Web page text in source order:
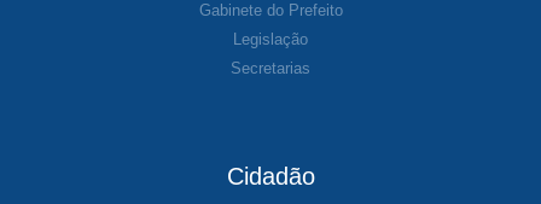
Gabinete do Prefeito
Legislação
Secretarias
Cidadão